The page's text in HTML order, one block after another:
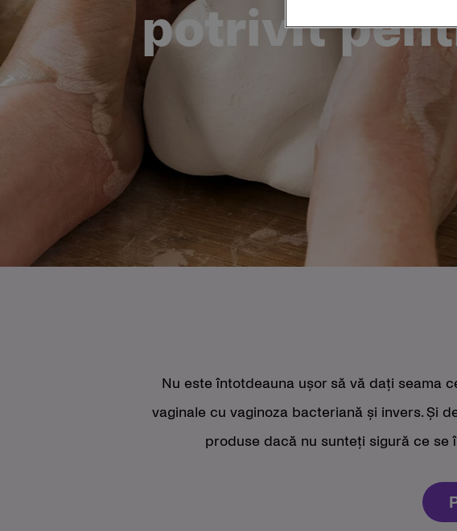
potrivit
Nu este întotdeauna ușor să vă dați seama
vaginale cu vaginoza bacteriană și invers. Și
produse dacă nu sunteți sigură ce se